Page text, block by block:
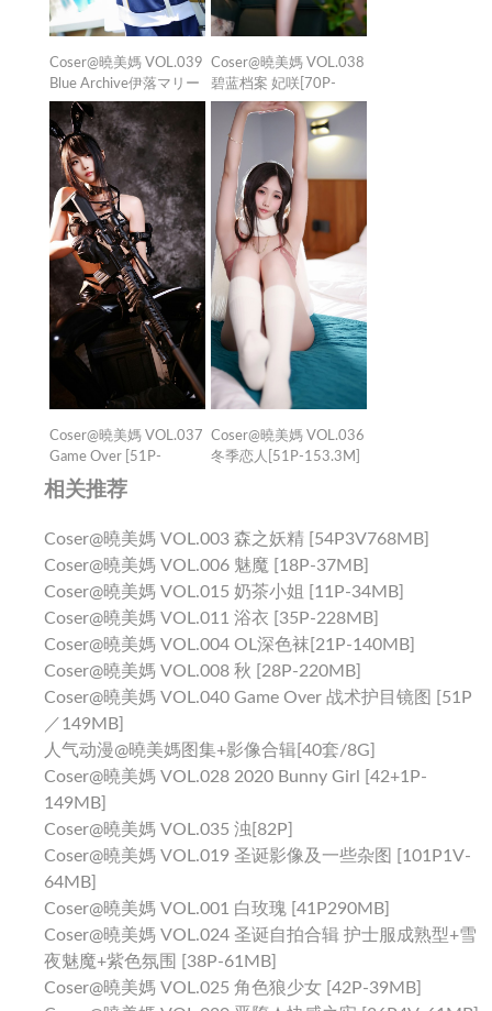
Coser@曉美媽 VOL.039
Blue Archive伊落マリー
体*服[60P-110.4M]
Coser@曉美媽 VOL.038
碧蓝档案 妃咲[70P-
214.9M]
Coser@曉美媽 VOL.037
Game Over [51P-
149MB]
Coser@曉美媽 VOL.036
冬季恋人[51P-153.3M]
相关推荐
Coser@曉美媽 VOL.003 森之妖精 [54P3V768MB]
Coser@曉美媽 VOL.006 魅魔 [18P-37MB]
Coser@曉美媽 VOL.015 奶茶小姐 [11P-34MB]
Coser@曉美媽 VOL.011 浴衣 [35P-228MB]
Coser@曉美媽 VOL.004 OL深色袜[21P-140MB]
Coser@曉美媽 VOL.008 秋 [28P-220MB]
Coser@曉美媽 VOL.040 Game Over 战术护目镜图 [51P
／149MB]
人气动漫@曉美媽图集+影像合辑[40套/8G]
Coser@曉美媽 VOL.028 2020 Bunny Girl [42+1P-
149MB]
Coser@曉美媽 VOL.035 浊[82P]
Coser@曉美媽 VOL.019 圣诞影像及一些杂图 [101P1V-
64MB]
Coser@曉美媽 VOL.001 白玫瑰 [41P290MB]
Coser@曉美媽 VOL.024 圣诞自拍合辑 护士服成熟型+雪
夜魅魔+紫色氛围 [38P-61MB]
Coser@曉美媽 VOL.025 角色狼少女 [42P-39MB]